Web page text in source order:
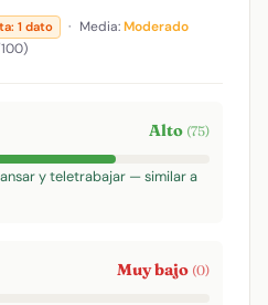
1 dato · Media:Moderado
Alto (75)
y teletrabajar — similar a
Muy bajo (0)